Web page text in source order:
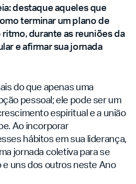
destaque aqueles que
terminar um plano de
durante as reuniões da
e afirmar sua jornada
do que apenas uma
pessoal; ele pode ser um
espiritual e a união
Ao incorporar
hábitos em sua liderança,
jornada coletiva para se
e uns dos outros neste Ano